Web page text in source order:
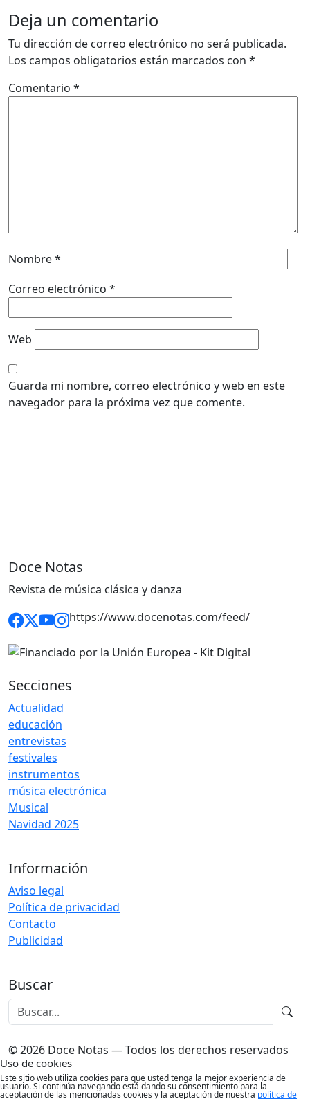
Deja un comentario
Tu dirección de correo electrónico no será publicada.
Los campos obligatorios están marcados con *
Comentario *
Nombre*
Correo electrónico *
Web
Guarda mi nombre, correo electrónico y web en este
navegador para la próxima vez que comente.
Doce Notas
Revista de música clásica y danza
https://www.docenotas.com/feed/
Secciones
Actualidad
educación
entrevistas
festivales
instrumentos
música electrónica
Musical
Navidad 2025
Información
Aviso legal
Política de privacidad
Contacto
Publicidad
Buscar
© 2026 Doce Notas — Todos los derechos reservados
Uso de cookies
Este sitio web utiliza cookies para que usted tenga la mejor experiencia de
usuario. Si continúa navegando está dando su consentimiento para la
aceptación de las mencionadas cookies y la aceptación de nuestra política de